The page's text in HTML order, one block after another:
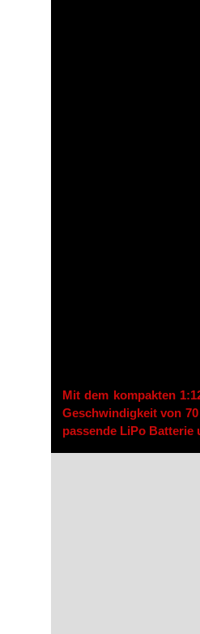
Mit dem kompakten
Geschwindigkeit von
passende LiPo Batterie